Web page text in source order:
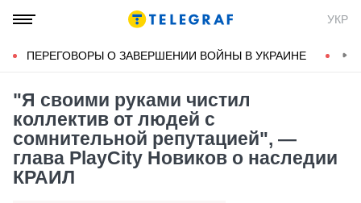
УКР
ПЕРЕГОВОРЫ О ЗАВЕРШЕНИИ ВОЙНЫ В УКРАИНЕ
"Я своими руками чистил
коллектив от людей с
сомнительной репутацией", —
глава PlayCity Новиков о наследии
КРАИЛ